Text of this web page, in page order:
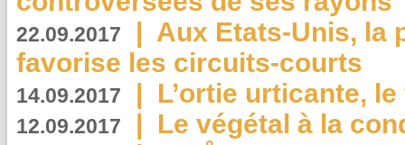
22.09.2017 | Aux Etats-Unis, la
favorise les circuits-courts
14.09.2017 | L’ortie urticante,
12.09.2017 | Le végétal à la